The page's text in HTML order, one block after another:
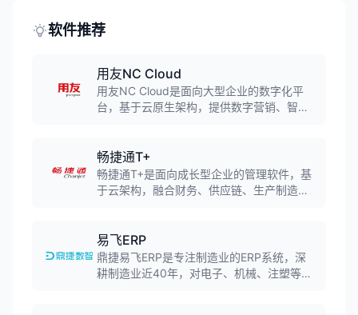
软件推荐
用友NC Cloud
用友NC Cloud是面向大型企业的数字化平
台，基于云原生架构，提供数字营销、智能
转型。
畅捷通T+
畅捷通T+是面向成长型企业的管理软件，基
于云架构，融合财务、供应链、生产制造等
易飞ERP
鼎捷易飞ERP是专注制造业的ERP系统，深
耕制造业近40年，对电子、机械、注塑等细